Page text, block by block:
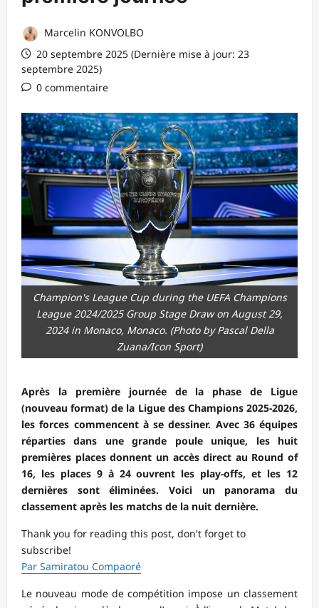
Marcelin KONVOLBO
20 septembre 2025 (Dernière mise à jour: 23
septembre 2025)
0 commentaire
Champion's League Cup during the UEFA Champions
League 2024/2025 Group Stage Draw on August 29,
2024 in Monaco, Monaco. (Photo by Pascal Della
Zuana/Icon Sport)
Après la première journée de la phase de Ligue
(nouveau format) de la Ligue des Champions 2025-2026,
les forces commencent à se dessiner. Avec 36 équipes
réparties dans une grande poule unique, les huit
premières places donnent un accès direct au Round of
16, les places 9 à 24 ouvrent les play-offs, et les 12
dernières sont éliminées. Voici un panorama du
classement après les matchs de la nuit dernière.
Thank you for reading this post, don't forget to
subscribe!
Par Samiratou Compaoré
Le nouveau mode de compétition impose un classement